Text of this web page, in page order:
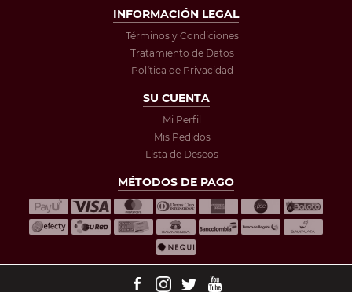
INFORMACIÓN LEGAL
Términos y Condiciones
Tratamiento de Datos
Política de Privacidad
SU CUENTA
Mi Perfil
Mis Pedidos
Lista de Deseos
MÉTODOS DE PAGO